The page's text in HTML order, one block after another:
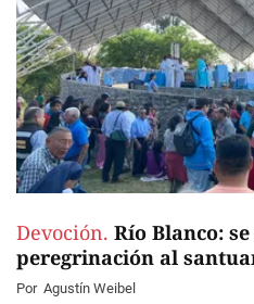
Devoción. Río Blanco:
peregrinación al
Por Agustín Weibel